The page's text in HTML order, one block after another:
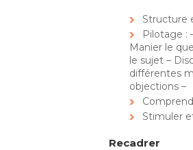
Structure
Pilotage :
Manier le
le sujet –
différentes
objections –
Stimuler
Recadrer